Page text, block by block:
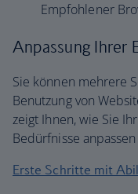
Empfohlener
Anpassung Ihrer
Sie können mehrere
Benutzung von
zeigt Ihnen, wie Sie
Bedürfnisse
Erste Schritte mit